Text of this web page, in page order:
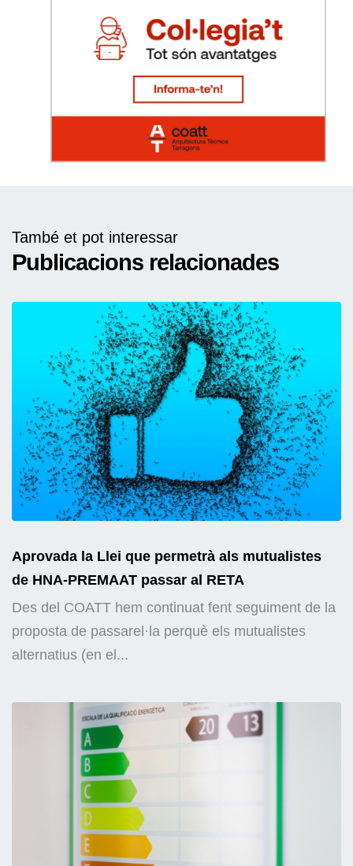
També et pot interessar
Publicacions relacionades
Aprovada la Llei que permetrà als mutualistes
de HNA-PREMAAT passar al RETA
Des del COATT hem continuat fent seguiment de la
proposta de passarel·la perquè els mutualistes
alternatius (en el...